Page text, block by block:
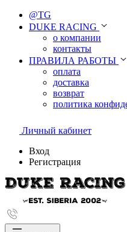
@TG
DUKE RACING
о компании
контакты
ПРАВИЛА РАБОТЫ
оплата
доставка
возврат
политика
Личный кабинет
Вход
Регистрация